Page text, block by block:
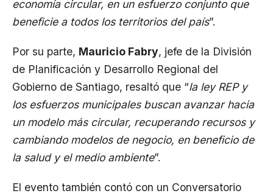
economía circular, en un esfuerzo conjunto que
beneficie a todos los territorios del país”.
Por su parte, Mauricio Fabry, jefe de la División
de Planificación y Desarrollo Regional del
Gobierno de Santiago, resaltó que “la ley REP y
los esfuerzos municipales buscan avanzar hacia
un modelo más circular, recuperando recursos y
cambiando modelos de negocio, en beneficio de
la salud y el medio ambiente”.
El evento también contó con un Conversatorio